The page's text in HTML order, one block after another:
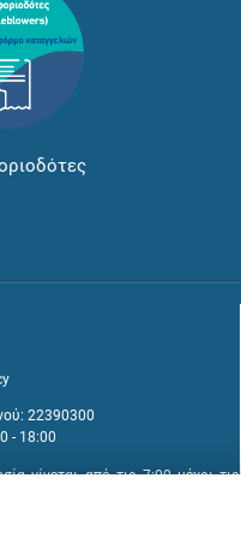
22390300
- 18:00
γίνεται από τις 7:00 μέχρι τις